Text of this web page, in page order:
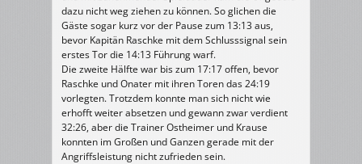
dazu nicht weg ziehen zu können. So glichen die
Gäste sogar kurz vor der Pause zum 13:13 aus,
bevor Kapitän Raschke mit dem Schlusssignal sein
erstes Tor die 14:13 Führung warf.
Die zweite Hälfte war bis zum 17:17 offen, bevor
Raschke und Onater mit ihren Toren das 24:19
vorlegten. Trotzdem konnte man sich nicht wie
erhofft weiter absetzen und gewann zwar verdient
32:26, aber die Trainer Ostheimer und Krause
konnten im Großen und Ganzen gerade mit der
Angriffsleistung nicht zufrieden sein.